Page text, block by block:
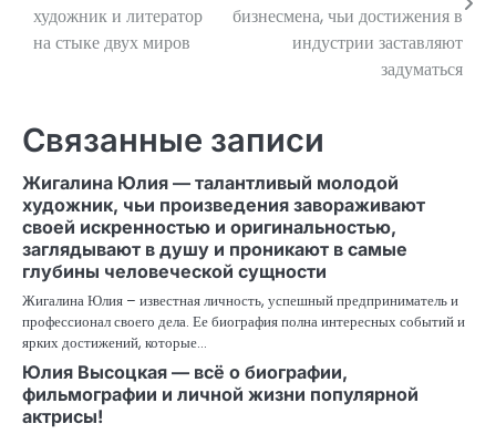
записям
художник и литератор
на стыке двух миров
бизнесмена, чьи достижения в
индустрии заставляют
задуматься
Связанные записи
Жигалина Юлия — талантливый молодой
художник, чьи произведения завораживают
своей искренностью и оригинальностью,
заглядывают в душу и проникают в самые
глубины человеческой сущности
Жигалина Юлия – известная личность, успешный предприниматель и
профессионал своего дела. Ее биография полна интересных событий и
ярких достижений, которые…
Юлия Высоцкая — всё о биографии,
фильмографии и личной жизни популярной
актрисы!